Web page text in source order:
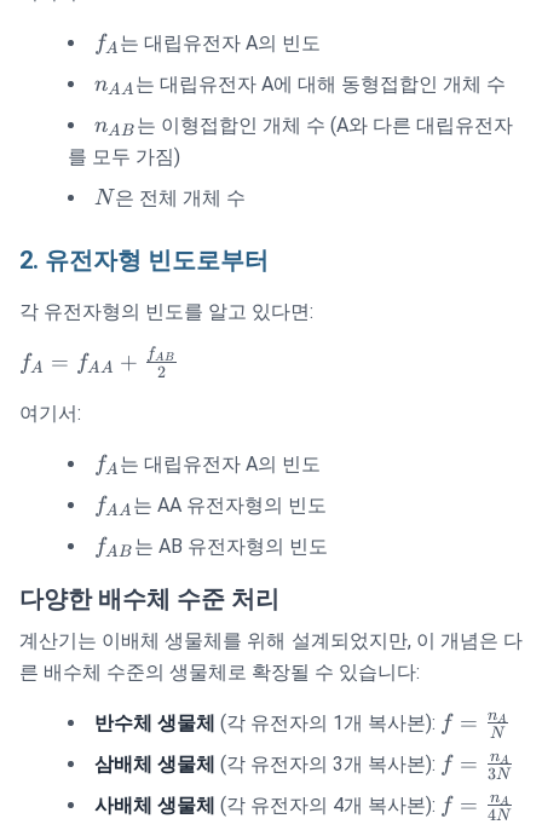
n_{AB}}
f_A
fA 는 대립유전자 A의 빈도
n_{AA}
nAA 는 대립유전자 A에 대해 동형접합인 개체 수
n_{AB}
nAB 는 이형접합인 개체 수 (A와 다른 대립유전자
를 모두 가짐)
N
N은 전체 개체 수
2. 유전자형 빈도로부터
각 유전자형의 빈도를 알고 있다면:
f_A = f_{AA}
\frac{f_{AB}}
fA = fAA + 2
fAB
여기서:
f_A
fA 는 대립유전자 A의 빈도
f_{AA}
fAA 는 AA 유전자형의 빈도
f_{AB}
fAB 는 AB 유전자형의 빈도
다양한 배수체 수준 처리
계산기는 이배체 생물체를 위해 설계되었지만, 이 개념은 다
른 배수체 수준의 생물체로 확장될 수 있습니다:
반수체 생물체 (각 유전자의 1개 복사본): f =
{N}
f = N
nA
삼배체 생물체 (각 유전자의 3개 복사본): f =
{3N}
f = 3N
nA
사배체 생물체 (각 유전자의 4개 복사본): f =
f = 4N
nA